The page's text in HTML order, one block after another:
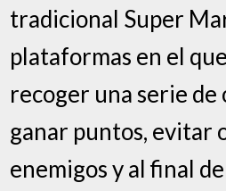
tradicional Super
plataformas en el
recoger una serie de
ganar puntos, evitar
enemigos y al final